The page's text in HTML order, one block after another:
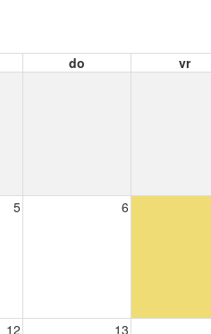
do vr
5 6
12 13